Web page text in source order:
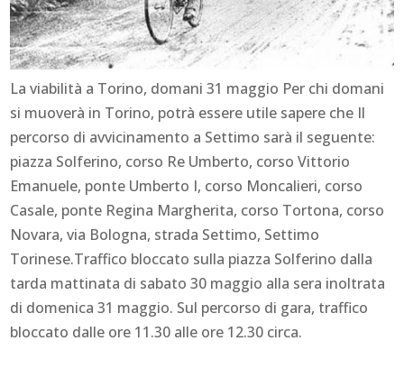
La viabilità a Torino, domani 31 maggio Per chi domani
si muoverà in Torino, potrà essere utile sapere che Il
percorso di avvicinamento a Settimo sarà il seguente:
piazza Solferino, corso Re Umberto, corso Vittorio
Emanuele, ponte Umberto I, corso Moncalieri, corso
Casale, ponte Regina Margherita, corso Tortona, corso
Novara, via Bologna, strada Settimo, Settimo
Torinese.Traffico bloccato sulla piazza Solferino dalla
tarda mattinata di sabato 30 maggio alla sera inoltrata
di domenica 31 maggio. Sul percorso di gara, traffico
bloccato dalle ore 11.30 alle ore 12.30 circa.